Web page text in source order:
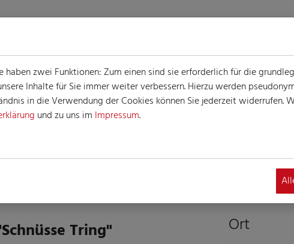
Tring" Ort
haben zwei Funktionen: Zum einen sind sie erforderlich für die
Inhalte für Sie immer weiter verbessern. Hierzu werden
in die Verwendung der Cookies können Sie jederzeit widerrufen.
und zu uns im Impressum.